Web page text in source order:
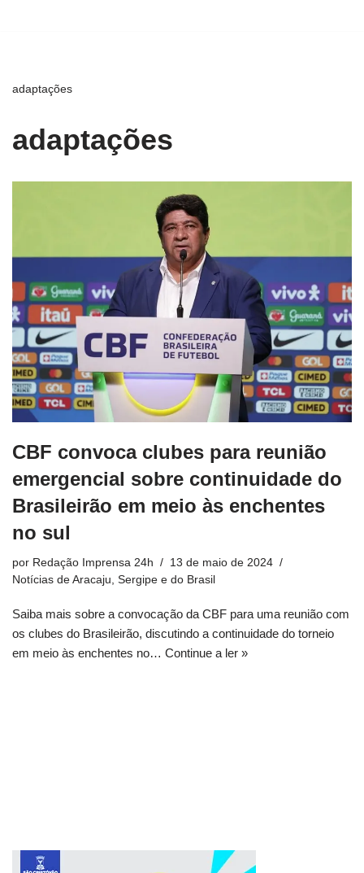
adaptações
adaptações
CBF convoca clubes para reunião
emergencial sobre continuidade do
Brasileirão em meio às enchentes
no sul
por Redação Imprensa 24h
13 de maio de 2024
Notícias de Aracaju, Sergipe e do Brasil
Saiba mais sobre a convocação da CBF para uma reunião com
os clubes do Brasileirão, discutindo a continuidade do torneio
em meio às enchentes no… Continue a ler »